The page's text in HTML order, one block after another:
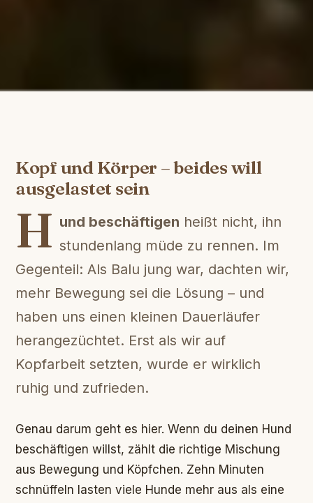
Kopf und Körper – beides will
ausgelastet sein
H und beschäftigen heißt nicht, ihn
stundenlang müde zu rennen. Im
Gegenteil: Als Balu jung war, dachten wir,
mehr Bewegung sei die Lösung – und
haben uns einen kleinen Dauerläufer
herangezüchtet. Erst als wir auf
Kopfarbeit setzten, wurde er wirklich
ruhig und zufrieden.
Genau darum geht es hier. Wenn du deinen Hund
beschäftigen willst, zählt die richtige Mischung
aus Bewegung und Köpfchen. Zehn Minuten
schnüffeln lasten viele Hunde mehr aus als eine